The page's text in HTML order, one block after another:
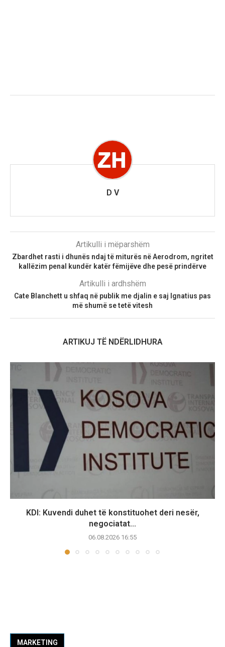
D V
Artikulli i mëparshëm
Zbardhet rasti i dhunës ndaj të miturës në Aerodrom, ngritet
kallëzim penal kundër katër fëmijëve dhe pesë prindërve
Artikulli i ardhshëm
Cate Blanchett u shfaq në publik me djalin e saj Ignatius pas
më shumë se tetë vitesh
ARTIKUJ TË NDËRLIDHURA
KDI: Kuvendi duhet të konstituohet deri nesër,
negociatat...
06.08.2026 16:55
MARKETING